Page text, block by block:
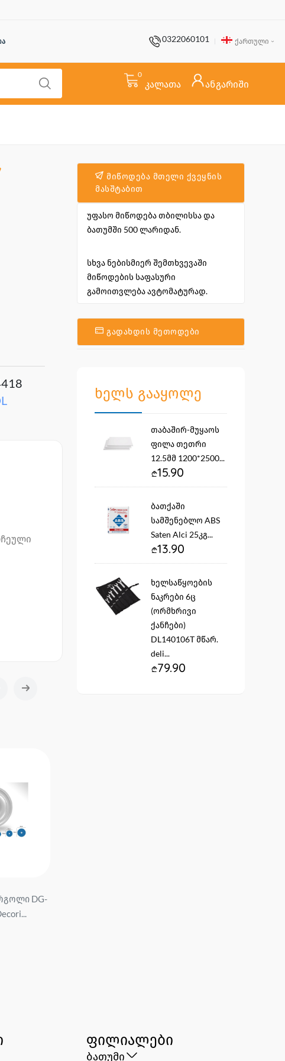
0322060101 ქართული
0
კალათა ანგარიში
DG-
მიწოდება მთელი ქვეყნის
მასშტაბით
უფასო მიწოდება თბილისსა და
ბათუმში 500 ლარიდან.
სხვა ნებისმიერ შემთხვევაში
მიწოდების საფასური
გამოითვლება ავტომატურად.
გადახდის მეთოდები
ხელს გააყოლე
თაბაშირ-მუყაოს
ფილა თეთრი
12.5მმ 1200*2500...
15.90
ბათქაში
სამშენებლო ABS
Saten Alci 25კგ...
13.90
ხელსაწყოების
ნაკრები 6ც
(ორმხრივი
ქანჩები)
DL140106T მწარ.
deli...
79.90
ფილიალები
ბათუმი